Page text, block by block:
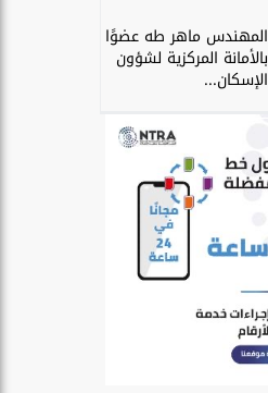
المهندس ماهر طه عضوًا
بالأمانة المركزية لشؤون
الإسكان...